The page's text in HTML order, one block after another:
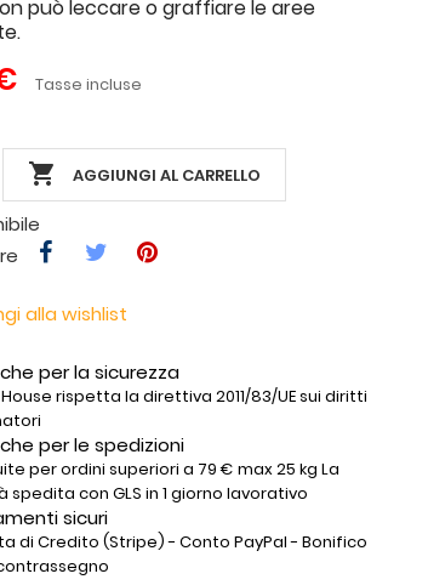
può leccare o graffiare le aree
Tasse incluse
 AGGIUNGI AL CARRELLO
alla wishlist
per la sicurezza
rispetta la direttiva 2011/83/UE sui diritti
per le spedizioni
per ordini superiori a 79 € max 25 kg La
spedita con GLS in 1 giorno lavorativo
sicuri
di Credito (Stripe) - Conto PayPal - Bonifico